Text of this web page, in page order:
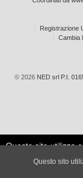
Registrazione
Cambia
© 2026 NED srl P.I.
Questo sito utilizza
esperienza.
Questo sito